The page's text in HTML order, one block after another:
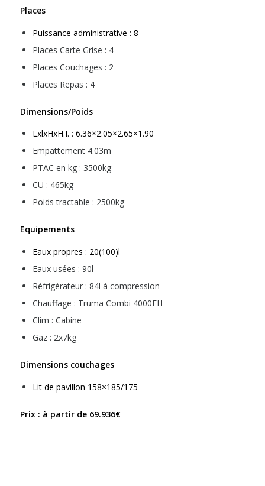
Places
Puissance administrative : 8
Places Carte Grise : 4
Places Couchages : 2
Places Repas : 4
Dimensions/Poids
LxlxHxH.I. : 6.36×2.05×2.65×1.90
Empattement 4.03m
PTAC en kg : 3500kg
CU : 465kg
Poids tractable : 2500kg
Equipements
Eaux propres : 20(100)l
Eaux usées : 90l
Réfrigérateur : 84l à compression
Chauffage : Truma Combi 4000EH
Clim : Cabine
Gaz : 2x7kg
Dimensions couchages
Lit de pavillon 158×185/175
Prix : à partir de 69.936€